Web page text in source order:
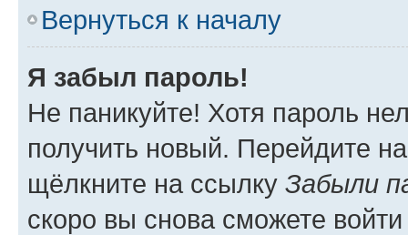
Вернуться к началу
Я забыл пароль!
Не паникуйте! Хотя пароль
получить новый. Перейдите
щёлкните на ссылку Забыли
скоро вы снова сможете